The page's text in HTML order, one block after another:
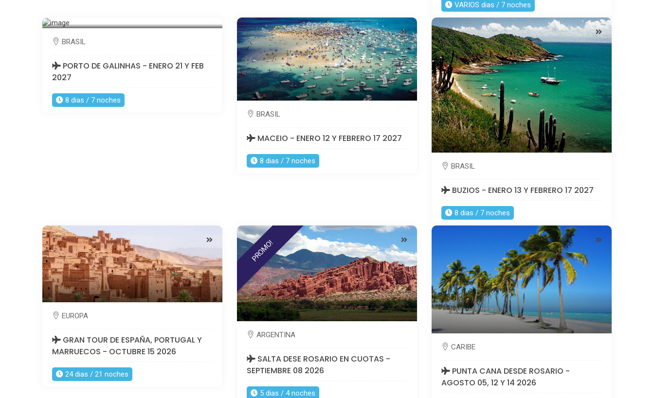
VARIOS dias / 7 noches
BRASIL
PORTO DE GALINHAS - ENERO 21 Y FEB
2027
8 dias / 7 noches
BRASIL
MACEIO - ENERO 12 Y FEBRERO 17 2027
8 dias / 7 noches
BRASIL
BUZIOS - ENERO 13 Y FEBRERO 17 2027
8 dias / 7 noches
EUROPA
GRAN TOUR DE ESPAÑA, PORTUGAL Y
MARRUECOS - OCTUBRE 15 2026
24 dias / 21 noches
PROMO!
ARGENTINA
SALTA DESE ROSARIO EN CUOTAS -
SEPTIEMBRE 08 2026
5 dias / 4 noches
CARIBE
PUNTA CANA DESDE ROSARIO -
AGOSTO 05, 12 Y 14 2026